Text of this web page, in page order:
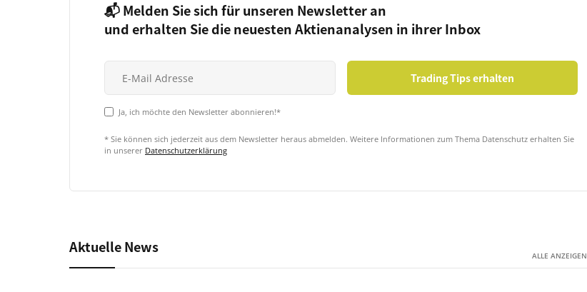
📬 Melden Sie sich für unseren Newsletter an
und erhalten Sie die neuesten Aktienanalysen in ihrer Inbox
Ja, ich möchte den Newsletter abonnieren!*
* Sie können sich jederzeit aus dem Newsletter heraus abmelden. Weitere Informationen zum Thema Datenschutz erhalten Sie
in unserer Datenschutzerklärung
Aktuelle News ALLE ANZEIGEN